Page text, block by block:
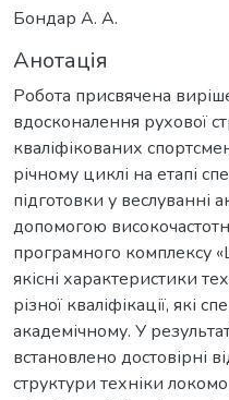
Бондар А. А.
Анотація
Робота присвячена
вдосконалення рухової
кваліфікованих
річному циклі на етапі
підготовки у веслуванні
допомогою
програмного комплексу
якісні характеристики
різної кваліфікації, які
академічному. У
встановлено достовірні
структури техніки